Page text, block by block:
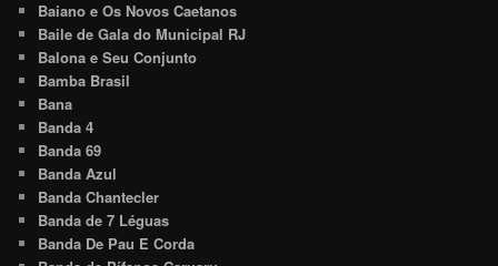
Baiano e Os Novos Caetanos
Baile de Gala do Municipal RJ
Balona e Seu Conjunto
Bamba Brasil
Bana
Banda 4
Banda 69
Banda Azul
Banda Chantecler
Banda de 7 Léguas
Banda De Pau E Corda